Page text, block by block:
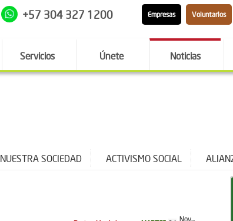
+57 304 327 1200 Empresas Voluntarios
Servicios Únete Noticias
NUESTRA SOCIEDAD ACTIVISMO SOCIAL
Nov...